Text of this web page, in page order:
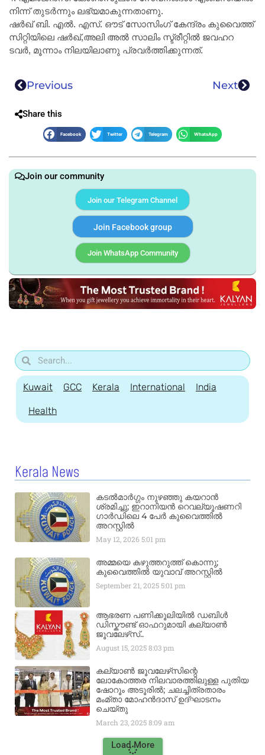
നിന്ന് തുടർന്നും ലഭ്യമാകുന്നതാണു.
ഷർഖ്‌ ബി. എൽ. എസ്‌. ഔട്‌ സോസിംഗ്‌ കേന്ദ്രം കുവൈത്ത്‌
സിറ്റിയിലെ ഷർഖ്‌,അലി അൽ സാലിം സ്ട്രീറ്റിൽ ജവഹറ
ടവർ, മൂന്നാം നിലയിലാണു പ്രവർത്തിക്കുന്നത്‌.
Previous Next
Share this
Facebook Twitter Telegram WhatsApp
Join our community
Join our Telegram Channel
Join Facebook group
Join WhatsApp Community
Kuwait GCC Kerala International India
Health
Kerala News
കടൽമാർഗ്ഗം നുഴഞ്ഞു കയറാൻ
ശ്രമിച്ചു; ഇറാനിയൻ റെവല്യൂഷണറി
ഗാർഡിലെ 4 പേർ കുവൈത്തിൽ
അറസ്റ്റിൽ
May 12, 20265:01 pm
അമ്മയെ കഴുത്തറുത്ത് കൊന്നു;
കുവൈത്തിൽ യുവാവ് അറസ്റ്റിൽ
September 21, 20255:01 pm
ആഭരണ പണിക്കൂലിയിൽ ഡബിൾ
ഡിസ്കൗണ്ട് ഓഫറുമായി കല്യാൺ
ജൂവലേഴ്‌സ്..
August 15, 20258:03 pm
കല്യാൺ ജൂവലേഴ്‌സിന്റെ
ലോകോത്തര നിലവാരത്തിലുള്ള പുതിയ
ഷോറൂം അടൂരിൽ; ചലച്ചിത്രതാരം
മംമ്താ മോഹൻദാസ് ഉദ്ഘാടനം
ചെയ്‌തു
March 23, 20258:09 am
Load More